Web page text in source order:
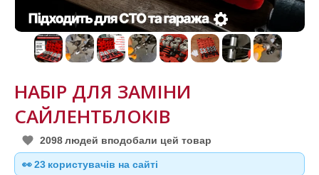
НАБІР ДЛЯ ЗАМІНИ
САЙЛЕНТБЛОКІВ
2098 людей вподобали цей товар
👀24 користувачів на сайті